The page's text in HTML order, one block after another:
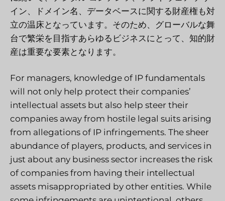
イン、ドメイン名、データベースに関する財産権も対
立の温床となっています。そのため、グローバルな舞
台で繁栄を目指すあらゆるビジネスにとって、知的財
産は重要な要素となります。
For managers, knowledge of IP fundamentals
will not only help protect their companies’
intellectual assets but also help steer their
companies away from hostile legal suits arising
from allegations of IP infringements. The sheer
abundance of players, products, and services in
just about any business sector increases the risk
of companies from having their intellectual
assets misappropriated by other entities. While